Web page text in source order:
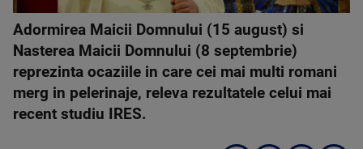
Adormirea Maicii Domnului (15 august) si
Nasterea Maicii Domnului (8 septembrie)
reprezinta ocaziile in care cei mai multi romani
merg in pelerinaje, releva rezultatele celui mai
recent studiu IRES.